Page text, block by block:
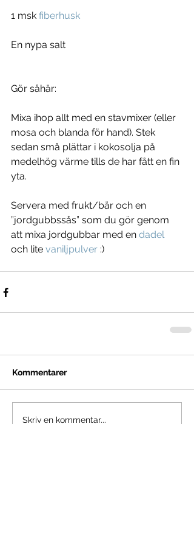
1 msk fiberhusk
En nypa salt
Gör såhär:
Mixa ihop allt med en stavmixer (eller
mosa och blanda för hand). Stek
sedan små plättar i kokosolja på
medelhög värme tills de har fått en fin
yta.
Servera med frukt/bär och en
”jordgubbssås” som du gör genom
att mixa jordgubbar med en dadel
och lite vaniljpulver :)
Kommentarer
Skriv en kommentar...